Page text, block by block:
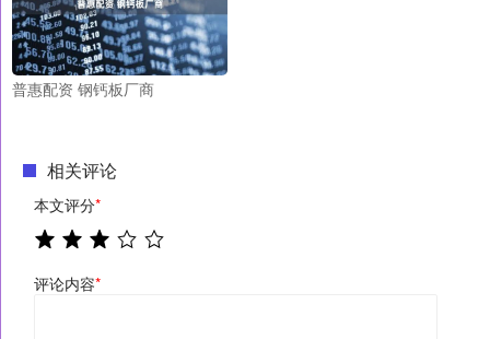
普惠配资 钢钙板厂商
相关评论
本文评分*
评论内容*